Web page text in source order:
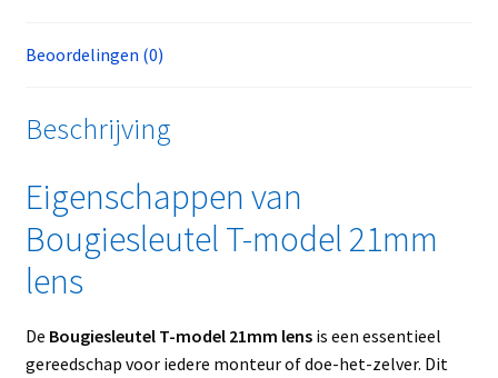
Beoordelingen (0)
Beschrijving
Eigenschappen van
Bougiesleutel T-model 21mm
lens
De Bougiesleutel T-model 21mm lensis een essentieel
gereedschap voor iedere monteur of doe-het-zelver. Dit